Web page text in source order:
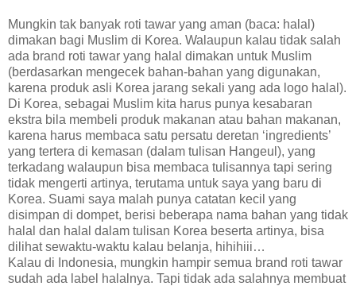
Mungkin tak banyak roti tawar yang aman (baca: halal)
dimakan bagi Muslim di Korea. Walaupun kalau tidak salah
ada brand roti tawar yang halal dimakan untuk Muslim
(berdasarkan mengecek bahan-bahan yang digunakan,
karena produk asli Korea jarang sekali yang ada logo halal).
Di Korea, sebagai Muslim kita harus punya kesabaran
ekstra bila membeli produk makanan atau bahan makanan,
karena harus membaca satu persatu deretan ‘ingredients’
yang tertera di kemasan (dalam tulisan Hangeul), yang
terkadang walaupun bisa membaca tulisannya tapi sering
tidak mengerti artinya, terutama untuk saya yang baru di
Korea. Suami saya malah punya catatan kecil yang
disimpan di dompet, berisi beberapa nama bahan yang tidak
halal dan halal dalam tulisan Korea beserta artinya, bisa
dilihat sewaktu-waktu kalau belanja, hihihiii…
Kalau di Indonesia, mungkin hampir semua brand roti tawar
sudah ada label halalnya. Tapi tidak ada salahnya membuat